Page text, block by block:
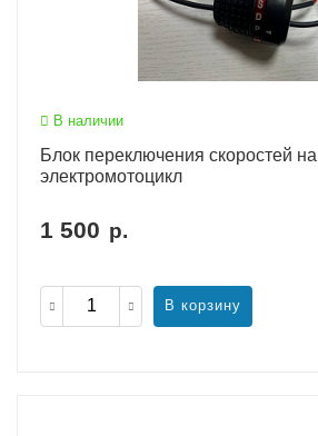
В наличии
Блок переключения скоростей на
электромотоцикл
1 500 р.
В корзину